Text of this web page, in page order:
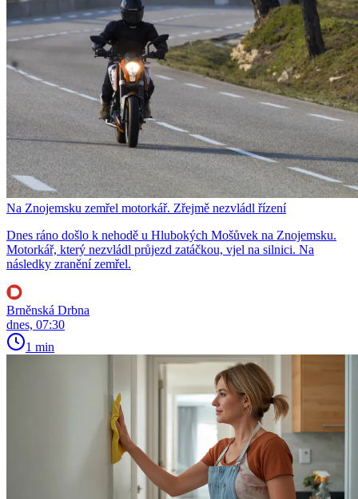
Na Znojemsku zemřel motorkář. Zřejmě nezvládl řízení
Dnes ráno došlo k nehodě u Hlubokých Mošůvek na Znojemsku.
Motorkář, který nezvládl průjezd zatáčkou, vjel na silnici. Na
následky zranění zemřel.
Brněnská Drbna
dnes, 07:30
1 min